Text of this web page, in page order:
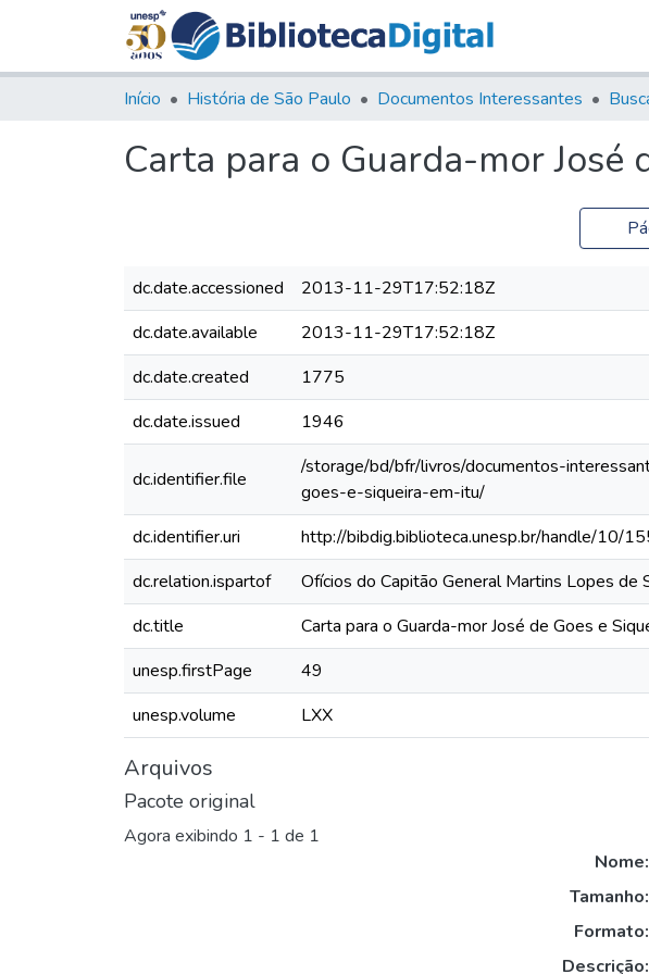
Início História de São Paulo Documentos Interessantes
Carta para o Guarda-mor José
dc.date.accessioned
2013-11-29T17:52:18Z
dc.date.available
2013-11-29T17:52:18Z
dc.date.created
1775
dc.date.issued
1946
dc.identifier.file
/storage/bd/bfr/livros/documentos-
goes-e-siqueira-em-itu/
dc.identifier.uri
http://bibdig.biblioteca.unesp.br/handle/10/
dc.relation.ispartof
Ofícios do Capitão General Martins Lopes
dc.title
Carta para o Guarda-mor José de Goes e
unesp.firstPage
49
unesp.volume
LXX
Arquivos
Pacote original
Agora exibindo 1 - 1 de 1
Nome:
Tamanho:
Formato:
Descrição: